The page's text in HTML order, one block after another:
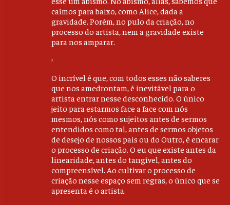
caímos para baixo, como Alice, dada a
gravidade. Porém, no pulo da criação, no
processo do artista, nem a gravidade existe
para nos amparar.
,
O incrível é que, com todos esses não saberes
que nos amedrontam, é inevitável para o
artista entrar nesse desconhecido. O único
jeito para estarmos face a face com nós
mesmos, nós como sujeitos antes de sermos
entendidos como tal, antes de sermos objetos
de desejo de nossos pais ou do Outro, é encarar
o processo de criação. O eu que existe antes da
linearidade, antes do tangível, antes do
compreensível. Ao cultivar o processo de
criação nesse espaço sem regras, o único que se
apresenta é o artista.